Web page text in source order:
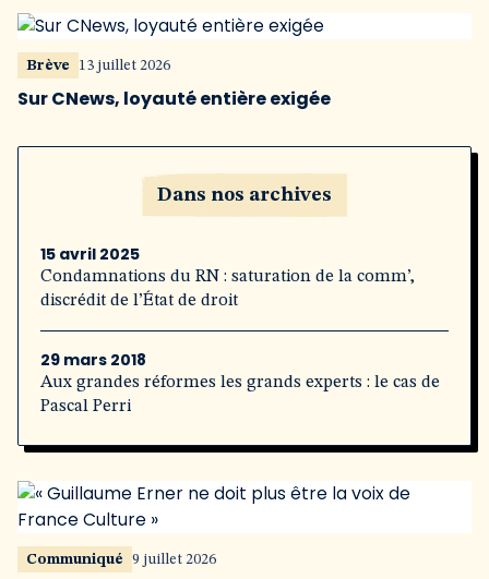
Brève 13 juillet 2026
Sur CNews, loyauté entière exigée
Dans nos archives
15 avril 2025
Condamnations du RN : saturation de la comm’,
discrédit de l’État de droit
29 mars 2018
Aux grandes réformes les grands experts : le cas de
Pascal Perri
Communiqué 9 juillet 2026